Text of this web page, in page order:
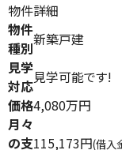
物件詳細
物件
種別新築戸建
見学
対応見学可能です!
価格4,080万円
月々
の支115,173円(借入